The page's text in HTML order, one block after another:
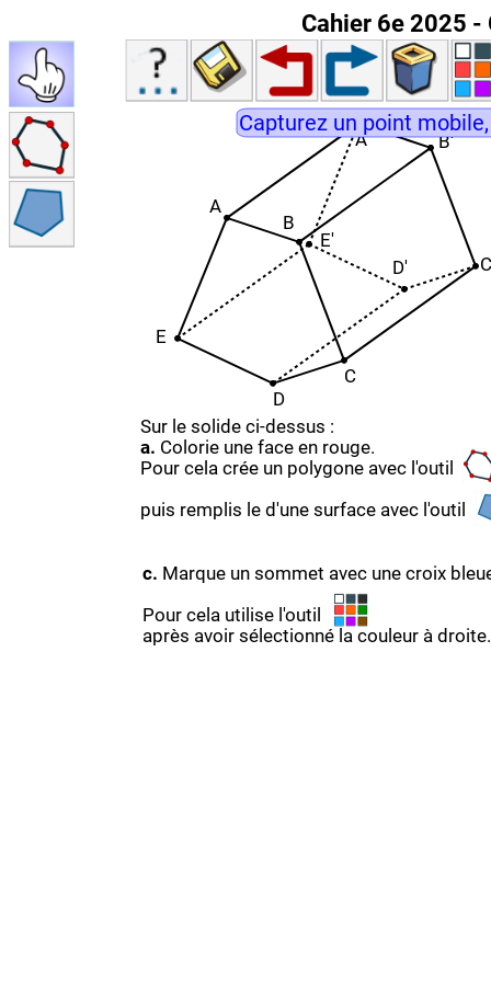
Cahier 6e 2025 -
E
D
C
B
A
B'
A'
D'
E'
Sur le solide ci-dessus :
a. Colorie une face en rouge.
Pour cela crée un polygone avec l'outil
puis remplis le d'une surface avec l'outil
c. Marque un sommet avec une croix
Pour cela utilise l'outil
après avoir sélectionné la couleur à droite.
Capturez un point